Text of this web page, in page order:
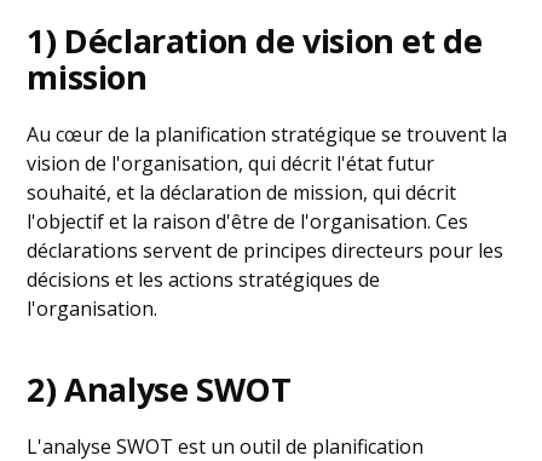
1) Déclaration de vision et de
mission
Au cœur de la planification stratégique se trouvent la
vision de l'organisation, qui décrit l'état futur
souhaité, et la déclaration de mission, qui décrit
l'objectif et la raison d'être de l'organisation. Ces
déclarations servent de principes directeurs pour les
décisions et les actions stratégiques de
l'organisation.
2) Analyse SWOT
L'analyse SWOT est un outil de planification